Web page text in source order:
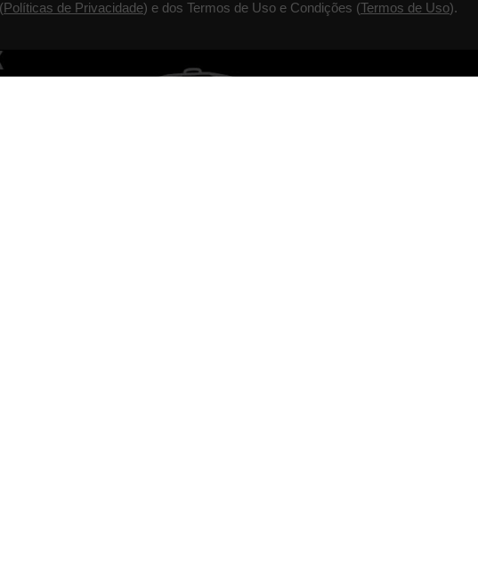
Políticas de Privacidade) e dos Termos de Uso e Condições (Termos de Uso).